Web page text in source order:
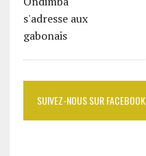
SUIVEZ-NOUS SUR FACEBOOK